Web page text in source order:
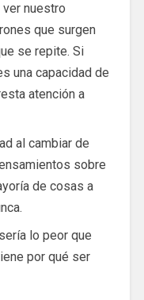
nuestro
que surgen
se repite. Si
una capacidad de
atención a
al cambiar de
sobre
de cosas a
lo peor que
por qué ser